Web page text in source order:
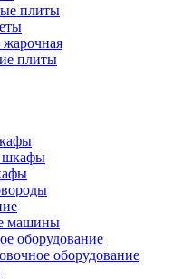
плиты
жарочная
плиты
шкафы
машины
оборудование
оборудование